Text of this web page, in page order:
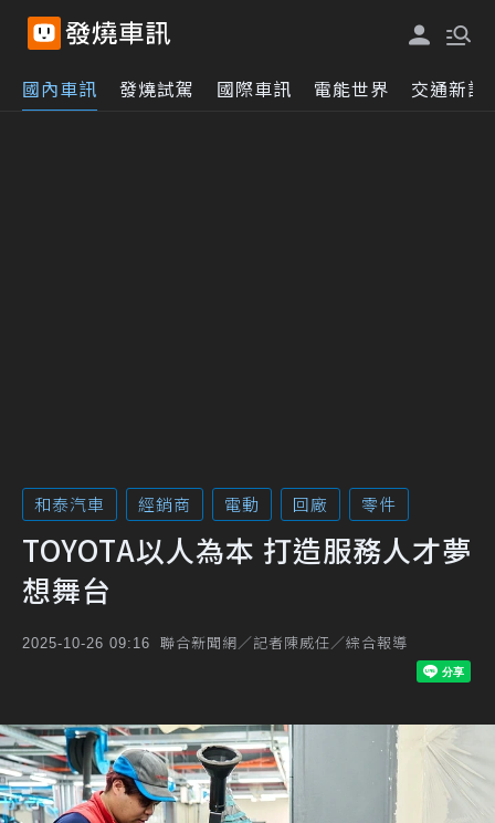
國內車訊 發燒試駕 國際車訊 電能世界 交通新訊
和泰汽車 經銷商 電動 回廠 零件
TOYOTA以人為本 打造服務人才夢
想舞台
2025-10-26 09:16 聯合新聞網／記者陳威任／綜合報導